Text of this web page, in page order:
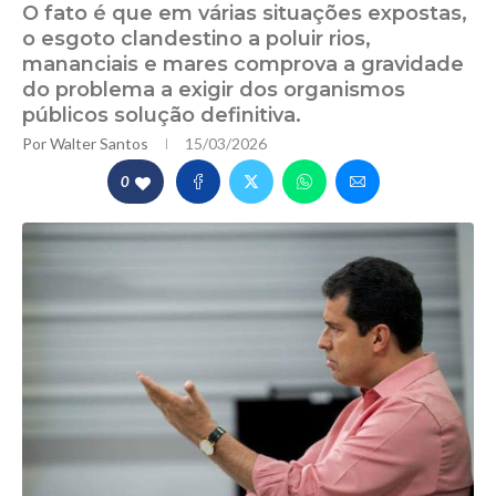
O fato é que em várias situações expostas,
o esgoto clandestino a poluir rios,
mananciais e mares comprova a gravidade
do problema a exigir dos organismos
públicos solução definitiva.
PorWalter Santos 15/03/2026
0